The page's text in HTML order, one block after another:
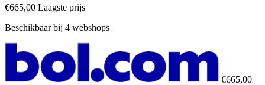
€665,00 Laagste prijs
Beschikbaar bij 4 webshops
€665,00